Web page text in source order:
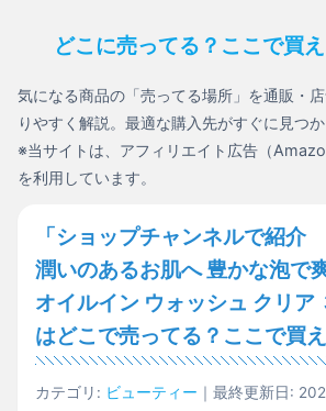
どこに売ってる？ここで買え
気になる商品の「売ってる場所」を通販・
りやすく解説。最適な購入先がすぐに見つか
※当サイトは、アフィリエイト広告（
を利用しています。
「ショップチャンネルで紹
潤いのあるお肌へ 豊かな泡で
オイルイン ウォッシュ クリア
はどこで売ってる？ここで買
カテゴリ: ビューティー ｜最終更新日: